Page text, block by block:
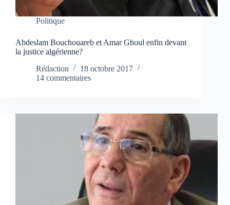
Politique
Abdeslam Bouchouareb et Amar Ghoul enfin devant
la justice algérienne?
Rédaction
18 octobre 2017
14 commentaires